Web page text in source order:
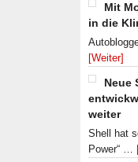
Mit
in die
[Weiter]
Neue
weiter
Shell hat
Power“ …